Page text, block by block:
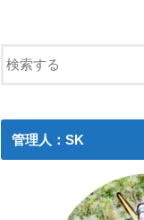
管理人：SK